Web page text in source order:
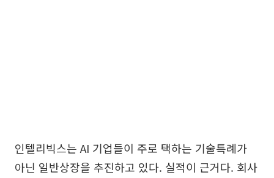
인텔리빅스는 AI 기업들이 주로 택하는 기술특례가
아닌 일반상장을 추진하고 있다. 실적이 근거다. 회사